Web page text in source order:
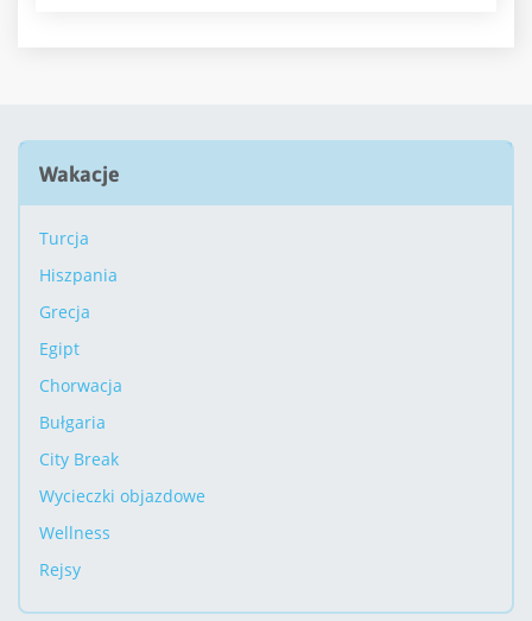
Wakacje
Turcja
Hiszpania
Grecja
Egipt
Chorwacja
Bułgaria
City Break
Wycieczki objazdowe
Wellness
Rejsy